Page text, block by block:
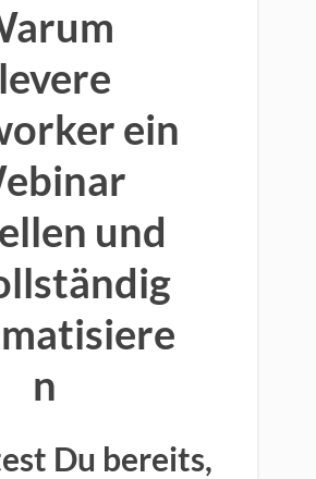
ein
und
n
Du bereits,